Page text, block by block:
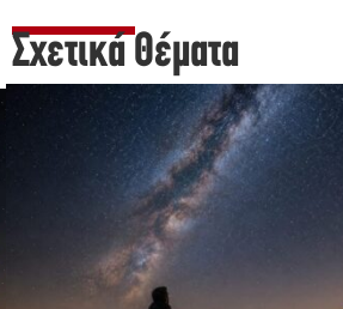
Σχετικά Θέματα